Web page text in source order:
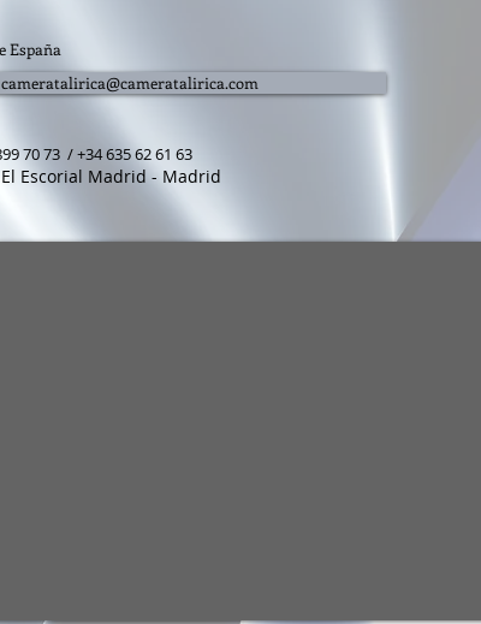
España
70 73 / +34 635 62 61 63
Escorial Madrid - Madrid
cameratalirica@cameratalirica.com